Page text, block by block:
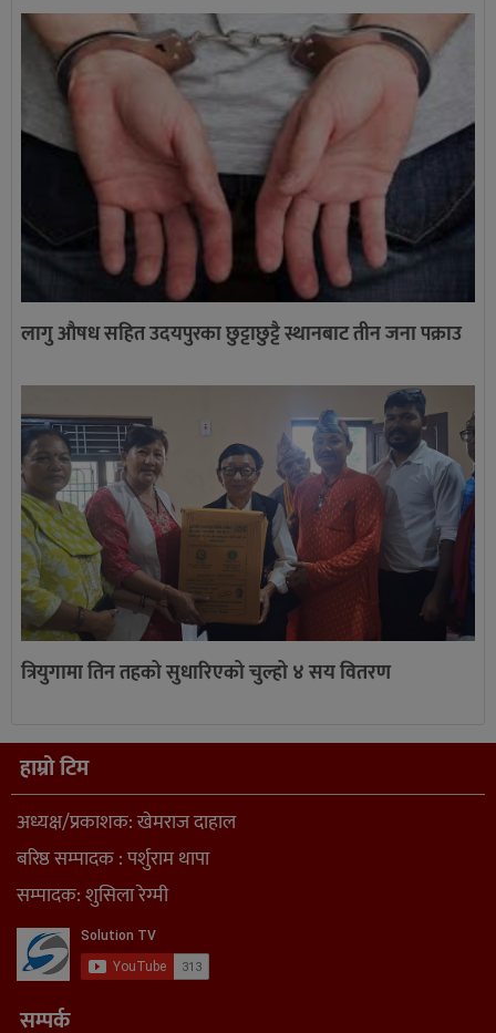
लागु औषध सहित उदयपुरका छुट्टाछुट्टै स्थानबाट तीन जना पक्राउ
त्रियुगामा तिन तहको सुधारिएको चुल्हो ४ सय वितरण
हाम्रो टिम
अध्यक्ष/प्रकाशक: खेमराज दाहाल
बरिष्ठ सम्पादक : पर्शुराम थापा
सम्पादक: शुसिला रेग्मी
सम्पर्क